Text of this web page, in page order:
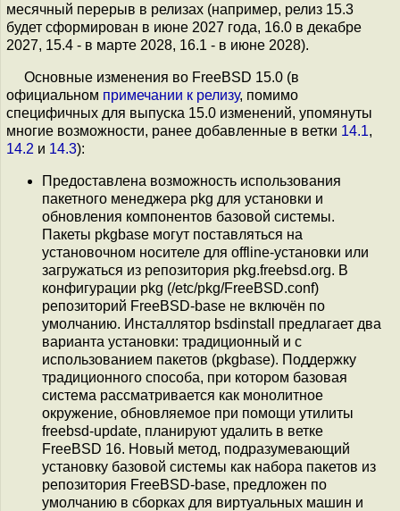
месячный перерыв в релизах (например, релиз 15.3
будет сформирован в июне 2027 года, 16.0 в декабре
2027, 15.4 - в марте 2028, 16.1 - в июне 2028).
Основные изменения во FreeBSD 15.0 (в
официальном примечании к релизу, помимо
специфичных для выпуска 15.0 изменений, упомянуты
многие возможности, ранее добавленные в ветки 14.1,
14.2 и 14.3):
Предоставлена возможность использования
пакетного менеджера pkg для установки и
обновления компонентов базовой системы.
Пакеты pkgbase могут поставляться на
установочном носителе для offline-установки или
загружаться из репозитория pkg.freebsd.org. В
конфигурации pkg (/etc/pkg/FreeBSD.conf)
репозиторий FreeBSD-base не включён по
умолчанию. Инсталлятор bsdinstall предлагает два
варианта установки: традиционный и с
использованием пакетов (pkgbase). Поддержку
традиционного способа, при котором базовая
система рассматривается как монолитное
окружение, обновляемое при помощи утилиты
freebsd-update, планируют удалить в ветке
FreeBSD 16. Новый метод, подразумевающий
установку базовой системы как набора пакетов из
репозитория FreeBSD-base, предложен по
умолчанию в сборках для виртуальных машин и